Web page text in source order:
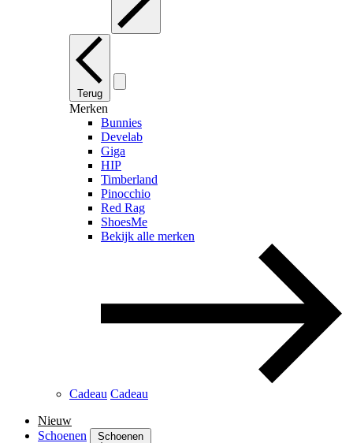
Terug
Merken
Bunnies
Develab
Giga
HIP
Timberland
Pinocchio
Red Rag
ShoesMe
Bekijk alle merken
Cadeau Cadeau
Nieuw
Schoenen
Schoenen